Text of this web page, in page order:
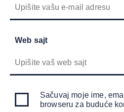
Web sajt
Sačuvaj moje ime,
browseru za buduće